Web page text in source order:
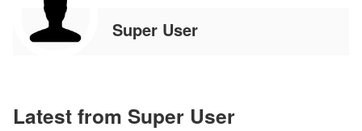
Super User
Latest from Super User